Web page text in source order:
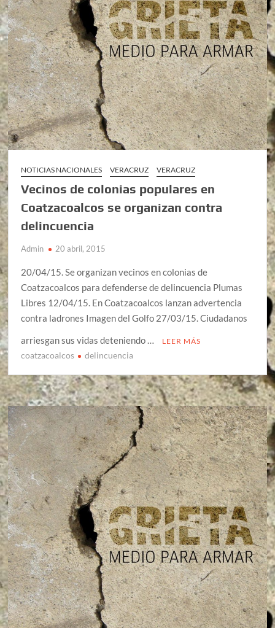
NOTICIAS NACIONALES VERACRUZ VERACRUZ
Vecinos de colonias populares en
Coatzacoalcos se organizan contra
delincuencia
Admin 20 abril, 2015
20/04/15. Se organizan vecinos en colonias de
Coatzacoalcos para defenderse de delincuencia Plumas
Libres 12/04/15. En Coatzacoalcos lanzan advertencia
contra ladrones Imagen del Golfo 27/03/15. Ciudadanos
arriesgan sus vidas deteniendo …
LEER MÁS
coatzacoalcos delincuencia